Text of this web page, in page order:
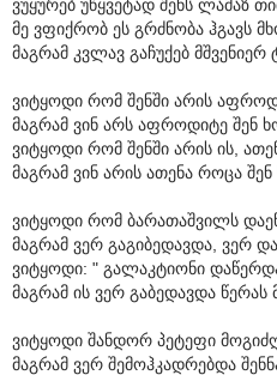
ვუყურებ უწყვეტად შენს ლამაზ
მე ვფიქრობ ეს გრძნობა ჰგავს
მაგრამ კვლავ გაჩუქებ მშვენიერ
ვიტყოდი რომ შენში არის
მაგრამ ვინ არს აფროდიტე შენ
ვიტყოდი რომ შენში არის ის,
მაგრამ ვინ არის ათენა როცა
ვიტყოდი რომ ბარათაშვილს
მაგრამ ვერ გაგიბედავდა, ვერ
ვიტყოდი: " გალაკტიონი
მაგრამ ის ვერ გაბედავდა წერას
ვიტყოდი შანდორ პეტეფი
მაგრამ ვერ შემოჰკადრებდა